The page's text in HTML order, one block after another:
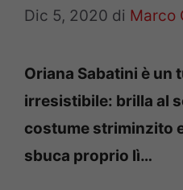
Dic 5, 2020 di Marco
Oriana Sabatini è un
irresistibile: brilla al
costume striminzito
sbuca proprio lì…